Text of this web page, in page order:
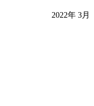
2022年 3月